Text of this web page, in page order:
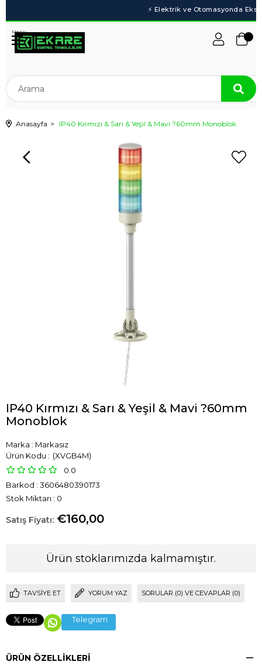
Menu
Anasayfa IP40 Kırmızı & Sarı & Yeşil & Mavi ?60mm Monoblok
IP40 Kırmızı & Sarı & Yeşil & Mavi ?60mm
Monoblok
Marka : Markasız
(XVGB4M)
0.0
Barkod : 3606480390173
Stok Miktarı : 0
€160,00
Ürün stoklarımızda kalmamıştır.
TAVSIYE ET YORUM YAZ SORULAR (0) VE CEVAPLAR (0)
Telegram
ÜRÜN ÖZELLIKLERI